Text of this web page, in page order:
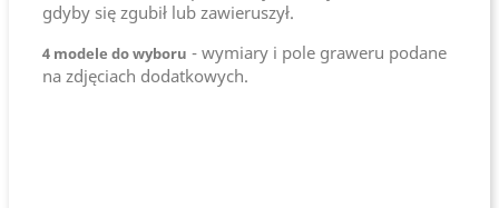
gdyby się zgubił lub zawieruszył.
4 modele do wyboru - wymiary i pole graweru podane
na zdjęciach dodatkowych.